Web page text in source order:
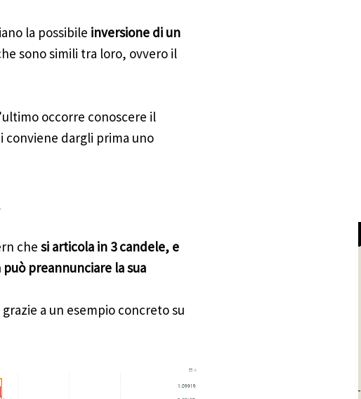
la possibile inversione di un
sono simili tra loro, ovvero il
occorre conoscere il
conviene dargli prima uno
che si articola in 3 candele, e
preannunciare la sua
a un esempio concreto su